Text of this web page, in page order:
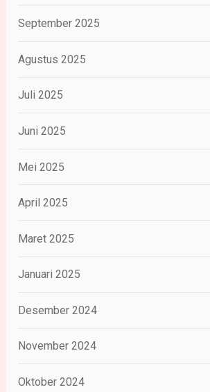
September 2025
Agustus 2025
Juli 2025
Juni 2025
Mei 2025
April 2025
Maret 2025
Januari 2025
Desember 2024
November 2024
Oktober 2024